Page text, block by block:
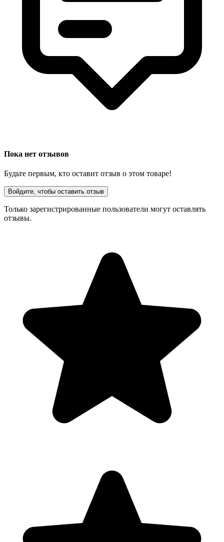
Пока нет отзывов
Будьте первым, кто оставит отзыв о этом товаре!
Войдите, чтобы оставить отзыв
Только зарегистрированные пользователи могут оставлять
отзывы.